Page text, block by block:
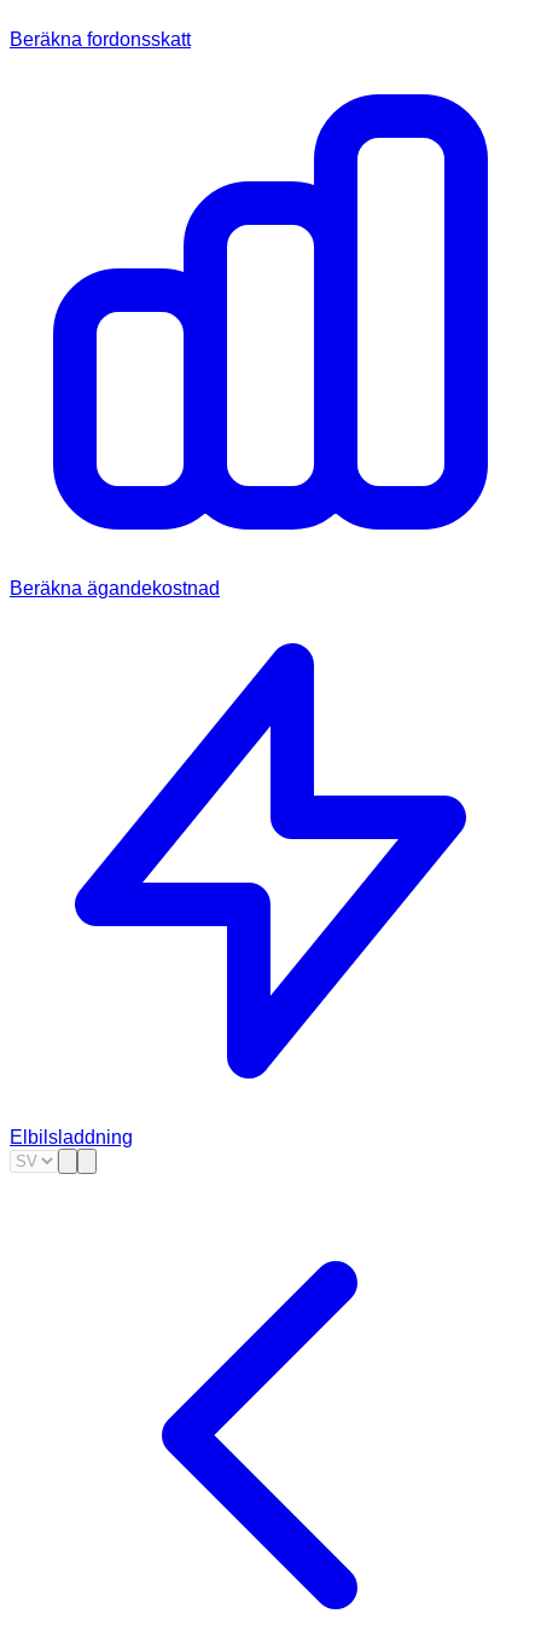
Beräkna fordonsskatt
Beräkna ägandekostnad
Elbilsladdning